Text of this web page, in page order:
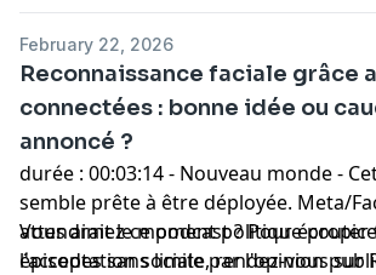
February 22, 2026
Reconnaissance faciale grâce
connectées : bonne idée ou
annoncé ?
durée : 00:03:14 - Nouveau monde -
semble prête à être déployée. Meta/
attendrait le moment politique
l'acceptation sociale par l'opinion
Vous aimez ce podcast ? Pour
épisodes sans limite, rendez-vous sur